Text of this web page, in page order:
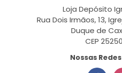
Loja Depósito
Rua Dois Irmãos, 13,
Duque de
CEP
Nossas